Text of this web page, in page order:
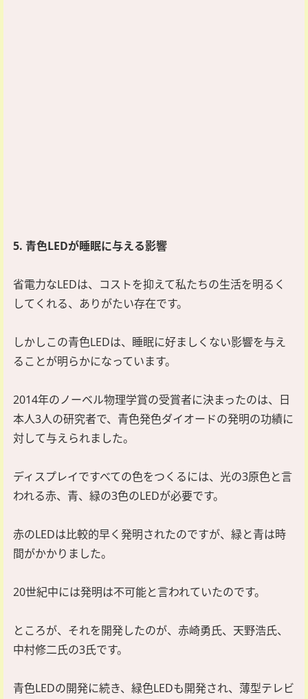
5. 青色LEDが睡眠に与える影響
省電力なLEDは、コストを抑えて私たちの生活を明るく
してくれる、ありがたい存在です。
しかしこの青色LEDは、睡眠に好ましくない影響を与え
ることが明らかになっています。
2014年のノーベル物理学賞の受賞者に決まったのは、日
本人3人の研究者で、青色発色ダイオードの発明の功績に
対して与えられました。
ディスプレイですべての色をつくるには、光の3原色と言
われる赤、青、緑の3色のLEDが必要です。
赤のLEDは比較的早く発明されたのですが、緑と青は時
間がかかりました。
20世紀中には発明は不可能と言われていたのです。
ところが、それを開発したのが、赤崎勇氏、天野浩氏、
中村修二氏の3氏です。
青色LEDの開発に続き、緑色LEDも開発され、薄型テレビ